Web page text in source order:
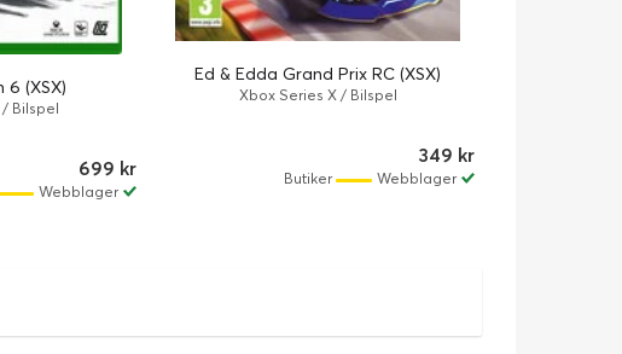
6 (XSX)
Bilspel
699 kr
Webblager
Ed & Edda Grand Prix RC (XSX)
Xbox Series X / Bilspel
349 kr
Webblager
Butiker